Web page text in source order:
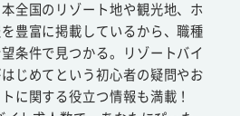
全国のリゾート地や観光地、ホ
豊富に掲載しているから、職種
条件で見つかる。リゾートバイ
じめてという初心者の疑問やお
に関する役立つ情報も満載！